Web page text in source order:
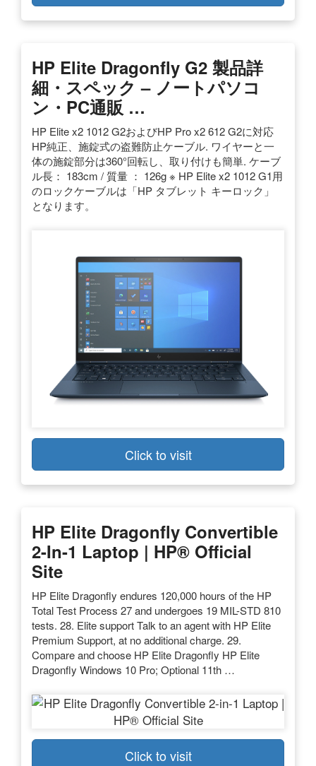
HP Elite Dragonfly G2 製品詳
細・スペック – ノートパソコ
ン・PC通販 …
HP Elite x2 1012 G2およびHP Pro x2 612 G2に対応
HP純正、施錠式の盗難防止ケーブル. ワイヤーと一
体の施錠部分は360°回転し、取り付けも簡単. ケーブ
ル長： 183cm / 質量 ： 126g ※ HP Elite x2 1012 G1用
のロックケーブルは「HP タブレット キーロック」
となります。
Click to visit
HP Elite Dragonfly Convertible
2-In-1 Laptop | HP® Official
Site
HP Elite Dragonfly endures 120,000 hours of the HP
Total Test Process 27 and undergoes 19 MIL-STD 810
tests. 28. Elite support Talk to an agent with HP Elite
Premium Support, at no additional charge. 29.
Compare and choose HP Elite Dragonfly HP Elite
Dragonfly Windows 10 Pro; Optional 11th …
Click to visit